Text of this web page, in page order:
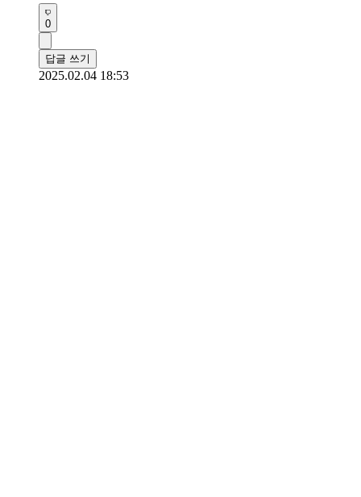
0
답글 쓰기
2025.02.04 18:53